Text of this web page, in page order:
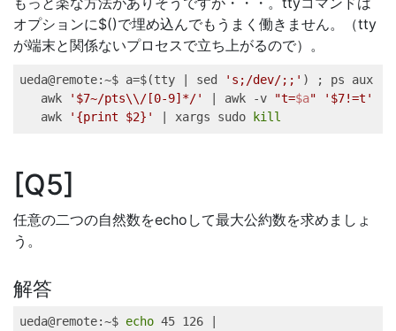
オプションに$()で埋め込んでもうまく働きません。（tty
が端末と関係ないプロセスで立ち上がるので）。
ueda@remote:~$ a=$(tty sed 's;/dev/;;' ) ; ps aux
awk
'$7~/pts\\/[0-9]*/' awk -v "t=$a" '$7!=t'
awk
'{print $2}' xargs sudo kill
Q5
任意の二つの自然数をechoして最大公約数を求めましょ
う。
解答
ueda@remote:~$ echo 45 126